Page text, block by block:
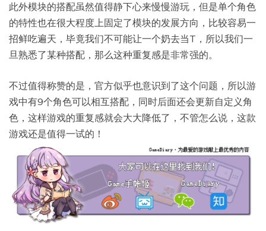
此外模块的搭配虽然值得静下心来慢慢游玩，但是单个角色
的特性也在很大程度上固定了模块的发展方向，比较容易一
招鲜吃遍天，毕竟我们不可能让一个奶去当T，所以我们一
旦熟悉了某种搭配，那么这种重复感是非常强的。
不过值得称赞的是，官方似乎也意识到了这个问题，所以游
戏中有9个角色可以相互搭配，同时后面还会更新自定义角
色，这样游戏的重复感就会大大降低了，不管怎么说，这款
游戏还是值得一试的！